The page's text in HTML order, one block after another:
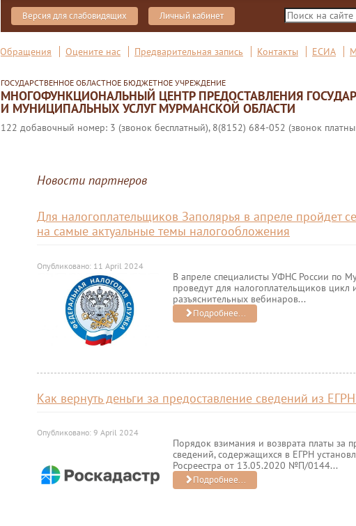
Версия для слабовидящих Личный кабинет
Обращения Оцените нас Предварительная запись Контакты ЕСИА
ГОСУДАРСТВЕННОЕ ОБЛАСТНОЕ БЮДЖЕТНОЕ УЧРЕЖДЕНИЕ
МНОГОФУНКЦИОНАЛЬНЫЙ ЦЕНТР ПРЕДОСТАВЛЕНИЯ
И МУНИЦИПАЛЬНЫХ УСЛУГ МУРМАНСКОЙ ОБЛАСТИ
122 добавочный номер: 3 (звонок бесплатный), 8(8152) 684-052 (звонок
Новости партнеров
Для налогоплательщиков Заполярья в апреле пройдет
на самые актуальные темы налогообложения
Опубликовано: 11 April 2024
В апреле специалисты УФНС России по
проведут для налогоплательщиков
разъяснительных вебинаров...
Подробнее...
Как вернуть деньги за предоставление сведений из
Опубликовано: 9 April 2024
Порядок взимания и возврата платы за
сведений, содержащихся в ЕГРН
Росреестра от 13.05.2020 №П/0144...
Подробнее...